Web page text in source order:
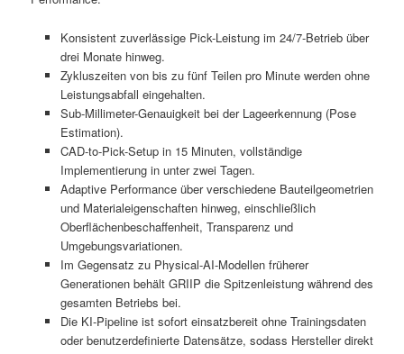
Konsistent zuverlässige Pick-Leistung im 24/7-Betrieb über
drei Monate hinweg.
Zykluszeiten von bis zu fünf Teilen pro Minute werden ohne
Leistungsabfall eingehalten.
Sub-Millimeter-Genauigkeit bei der Lageerkennung (Pose
Estimation).
CAD-to-Pick-Setup in 15 Minuten, vollständige
Implementierung in unter zwei Tagen.
Adaptive Performance über verschiedene Bauteilgeometrien
und Materialeigenschaften hinweg, einschließlich
Oberflächenbeschaffenheit, Transparenz und
Umgebungsvariationen.
Im Gegensatz zu Physical-AI-Modellen früherer
Generationen behält GRIIP die Spitzenleistung während des
gesamten Betriebs bei.
Die KI-Pipeline ist sofort einsatzbereit ohne Trainingsdaten
oder benutzerdefinierte Datensätze, sodass Hersteller direkt